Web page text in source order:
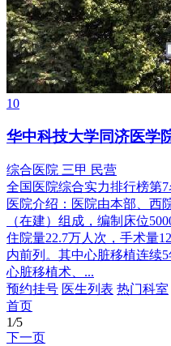
10
华中科技大学同济医学
综合医院 三甲 民营
全国医院综合实力排行榜第7
医院介绍： 医院由本部、西
（在建）组成，编制床位
住院量22.7万人次，手术量
内前列。其中心脏移植连续
心脏移植术、...
预约挂号 医生列表 热门科室
首页
1/5
下一页